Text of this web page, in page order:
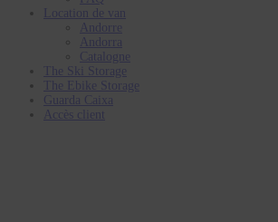
Location de van
Andorre
Andorra
Catalogne
The Ski Storage
The Ebike Storage
Guarda Caixa
Accès client